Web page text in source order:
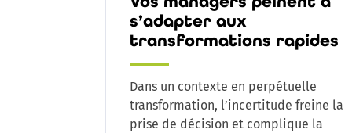
s’adapter aux
transformations rapides
Dans un contexte en perpétuelle
transformation, l’incertitude freine la
prise de décision et complique la